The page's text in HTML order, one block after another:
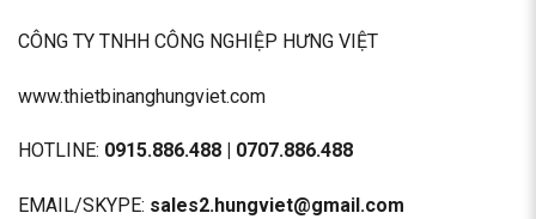
CÔNG TY TNHH CÔNG NGHIỆP HƯNG VIỆT
www.thietbinanghungviet.com
HOTLINE: 0915.886.488 0707.886.488
EMAIL/SKYPE: sales2.hungviet@gmail.com